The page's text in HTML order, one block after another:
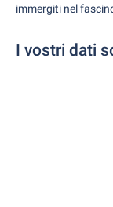
immergiti nel
I vostri dati